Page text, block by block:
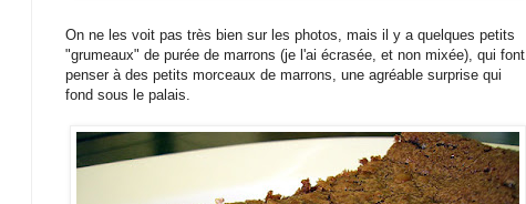
On ne les voit pas très bien sur les photos, mais il y a quelques petits
"grumeaux" de purée de marrons (je l'ai écrasée, et non mixée), qui font
penser à des petits morceaux de marrons, une agréable surprise qui
fond sous le palais.